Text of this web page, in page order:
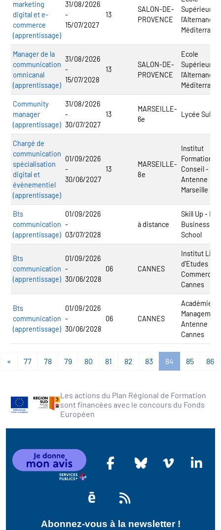
marketing
digital et e-
commerce
(apprentissage)
31/08/2026
-
15/07/2027
13
SALON-DE-
PROVENCE
Supérieure
l'Alternance
Manager de la
communication
omnicanal
(apprentissage)
31/08/2026
-
15/07/2028
13
SALON-DE-
PROVENCE
Ecole
Supérieure
l'Alternance
Community
manager
(apprentissage)
31/08/2026
-
30/07/2027
13
MARSEILLE-
6e
Lycée Sully
Chargé de
communication
spécialisation
digital et
évènementiel
(apprentissage)
01/09/2026
-
30/06/2027
13
MARSEILLE-
8e
Institut
Formation
Conseil -
Antenne
Marseille
Bts
communication
(apprentissage)
01/09/2026
-
03/07/2028
à distance
Skill Up -
Business
School
Bts
communication
(apprentissage)
01/09/2026
-
30/06/2028
06 CANNES
Institut Libre
d'Etudes
Cannes
Bts
communication
(apprentissage)
01/09/2026
-
30/06/2028
06 CANNES
Académie du
Antenne
Cannes
« 77 78 79 80 81 82 83 84 85 86
Les actions du Plan Régional de Formation
sont financées avec le concours du Fonds
Européen
Abonnez-vous à la newsletter !